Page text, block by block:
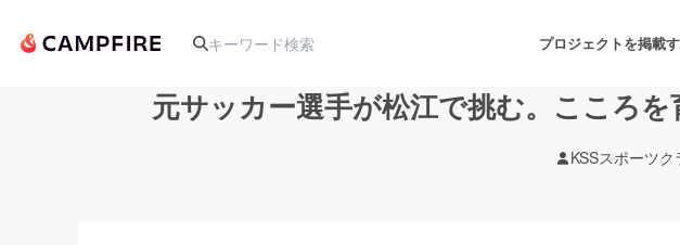
プロジェクトを掲載
元サッカー選手が松江で挑む。こころ
KSSスポーツク